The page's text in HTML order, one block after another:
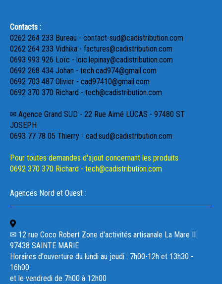
Contacts :
0262 264 233 Bureau - contact-sud@cadistribution.com
0262 264 233 Vidhika - factures@cadistribution.com
0693 993 926 Loïc - loic.lepinay@cadistribution.com
0692 268 434 Johan - tech.cad974@gmail.com
0692 703 487 Olivier - cad97410@gmail.com
0692 370 370 Richard - tech@cadistribution.com
✉ Agence Grand SUD - 22 Rue Aimé LUCAS - 97480 ST
JOSEPH
0693 77 78 05 Thierry - cad.sud@cadistribution.com
Pour toutes demandes d'ajout concernant les produits
0692 370 370 Richard - tech@cadistribution.com
Agences Nord et Ouest :
✉ 12 rue Coco Robert Zone d'activités artisanale La Mare II
97438 SAINTE MARIE
Horaires d'ouverture du lundi au jeudi : 7h00-12h et 13h30 -
16h00
et le vendredi de 7h00 à 12h00